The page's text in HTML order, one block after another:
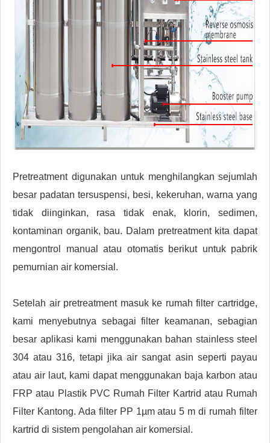
Pretreatment digunakan untuk menghilangkan sejumlah
besar padatan tersuspensi, besi, kekeruhan, warna yang
tidak diinginkan, rasa tidak enak, klorin, sedimen,
kontaminan organik, bau. Dalam pretreatment kita dapat
mengontrol manual atau otomatis berikut untuk pabrik
pemurnian air komersial.
Setelah air pretreatment masuk ke rumah filter cartridge,
kami menyebutnya sebagai filter keamanan, sebagian
besar aplikasi kami menggunakan bahan stainless steel
304 atau 316, tetapi jika air sangat asin seperti payau
atau air laut, kami dapat menggunakan baja karbon atau
FRP atau Plastik PVC Rumah Filter Kartrid atau Rumah
Filter Kantong. Ada filter PP 1µm atau 5 m di rumah filter
kartrid di sistem pengolahan air komersial.